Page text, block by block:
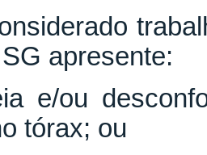
apresente:
e/ou
tórax; ou